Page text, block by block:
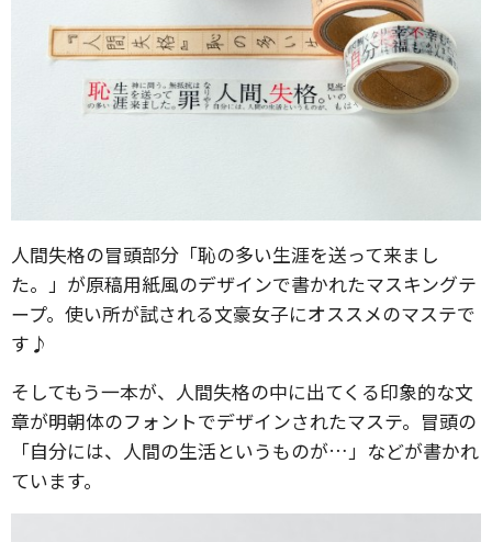
人間失格の冒頭部分「恥の多い生涯を送って来まし
た。」が原稿用紙風のデザインで書かれたマスキングテ
ープ。使い所が試される文豪女子にオススメのマステで
す♪
そしてもう一本が、人間失格の中に出てくる印象的な文
章が明朝体のフォントでデザインされたマステ。冒頭の
「自分には、人間の生活というものが…」などが書かれ
ています。